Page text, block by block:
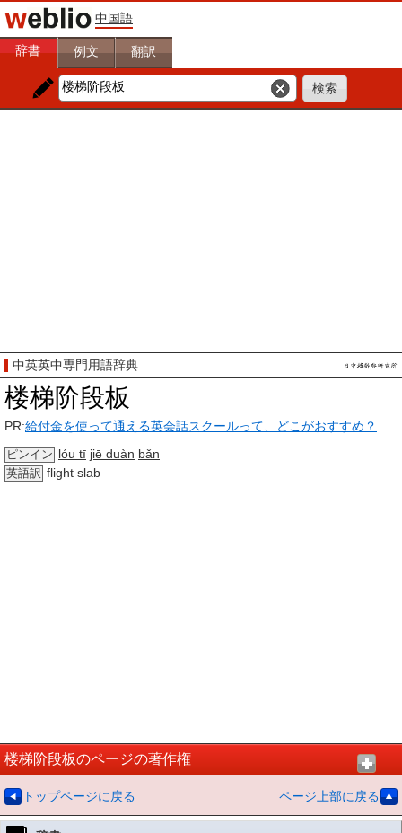
中国語
辞書 例文 翻訳
中英英中専門用語辞典
楼梯阶段板
PR:給付金を使って通える英会話スクールって、どこがおすすめ？
ピンイン lóu tī jiē duàn bǎn
英語訳 flight slab
楼梯阶段板のページの著作権
トップページに戻る ページ上部に戻る